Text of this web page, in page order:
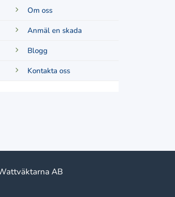
Om oss
Anmäl en skada
Blogg
Kontakta oss
AB